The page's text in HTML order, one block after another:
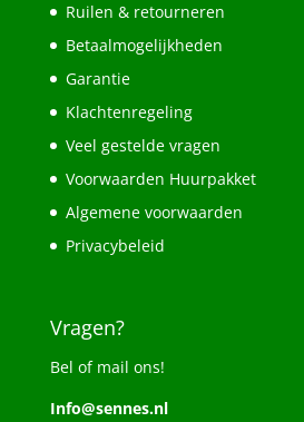
Ruilen & retourneren
Betaalmogelijkheden
Garantie
Klachtenregeling
Veel gestelde vragen
Voorwaarden Huurpakket
Algemene voorwaarden
Privacybeleid
Vragen?
Bel of mail ons!
Info@sennes.nl